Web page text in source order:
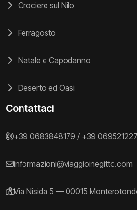
Crociere sul Nilo
Ferragosto
Natale e Capodanno
Deserto ed Oasi
Contattaci
+39 0683848179 / +39
informazioni@viaggioinegitto.com
Via Nisida 5 — 00015